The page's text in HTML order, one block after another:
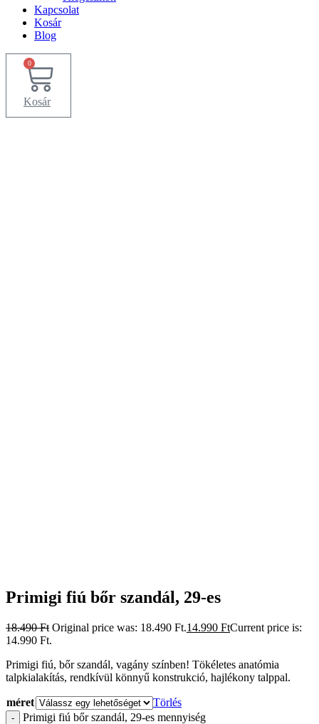
Kapcsolat
Kosár
Blog
0
Kosár
Primigi fiú bőr szandál, 29-es
18.490Ft Original price was: 18.490 Ft.14.990 FtCurrent price is:
14.990 Ft.
Primigi fiú, bőr szandál, vagány színben! Tökéletes anatómia
talpkialakítás, rendkívül könnyű konstrukció, hajlékony talppal.
méret Törlés
- Primigi fiú bőr szandál, 29-es mennyiség